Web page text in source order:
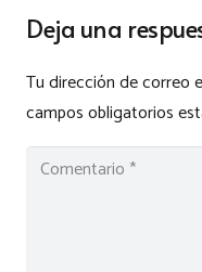
Deja una
Tu dirección de correo
campos obligatorios